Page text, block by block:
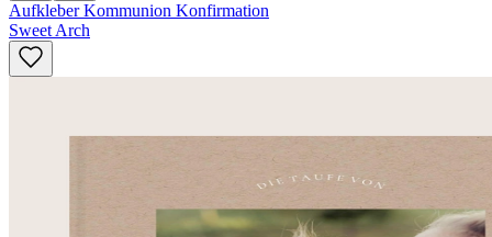
Aufkleber Kommunion Konfirmation
Sweet Arch